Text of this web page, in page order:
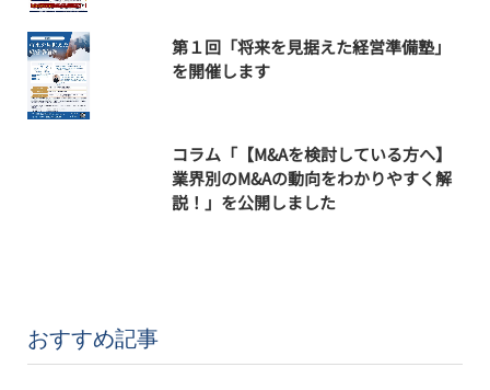
第１回「将来を見据えた経営準備塾」
を開催します
コラム「【M&Aを検討している方へ】
業界別のM&Aの動向をわかりやすく解
説！」を公開しました
おすすめ記事